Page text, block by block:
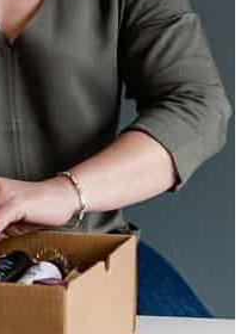
des bas douillets pour
culbutage à basse
/ 20% nylon / 4%
Cette saveur